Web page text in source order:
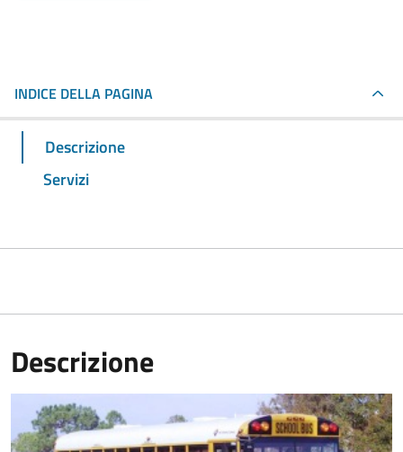
INDICE DELLA PAGINA
Descrizione
Servizi
Descrizione